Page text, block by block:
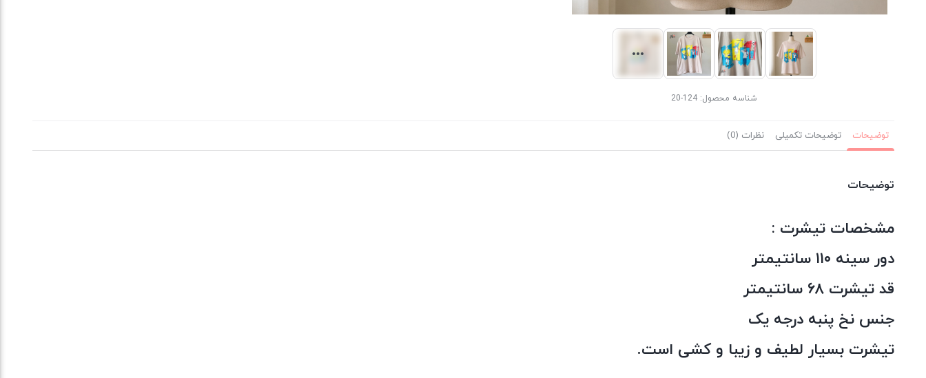
شناسه محصول: 124-20
توضیحات توضیحات تکمیلی نظرات (0)
توضیحات
مشخصات تیشرت :
دور سینه ۱۱۰ سانتیمتر
قد تیشرت ۶۸ سانتیمتر
جنس نخ پنبه درجه یک
تیشرت بسیار لطیف و زیبا و کشی است.